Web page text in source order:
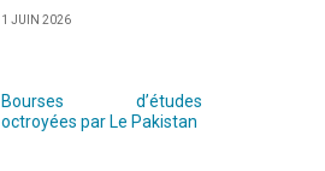
1 JUIN 2026
Bourses d’études
octroyées par Le Pakistan